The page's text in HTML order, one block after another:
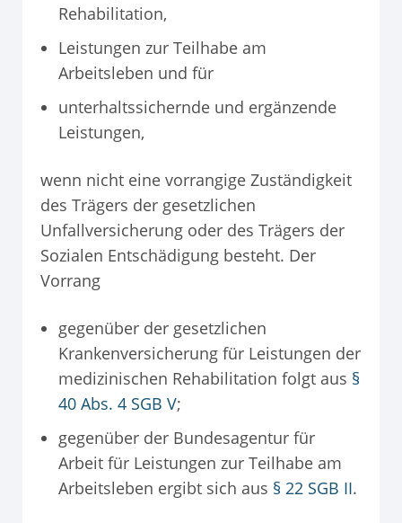
Rehabilitation,
Leistungen zur Teilhabe am
Arbeitsleben und für
unterhaltssichernde und ergänzende
Leistungen,
wenn nicht eine vorrangige Zuständigkeit
des Trägers der gesetzlichen
Unfallversicherung oder des Trägers der
Sozialen Entschädigung besteht. Der
Vorrang
gegenüber der gesetzlichen
Krankenversicherung für Leistungen der
medizinischen Rehabilitation folgt aus §
40 Abs. 4 SGB V;
gegenüber der Bundesagentur für
Arbeit für Leistungen zur Teilhabe am
Arbeitsleben ergibt sich aus § 22 SGB II.